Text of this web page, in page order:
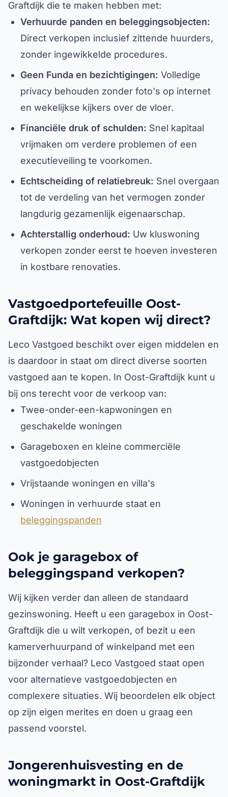
Graftdijk die te maken hebben met:
Verhuurde panden en beleggingsobjecten:
Direct verkopen inclusief zittende huurders,
zonder ingewikkelde procedures.
Geen Funda en bezichtigingen: Volledige
privacy behouden zonder foto's op internet
en wekelijkse kijkers over de vloer.
Financiële druk of schulden: Snel kapitaal
vrijmaken om verdere problemen of een
executieveiling te voorkomen.
Echtscheiding of relatiebreuk: Snel overgaan
tot de verdeling van het vermogen zonder
langdurig gezamenlijk eigenaarschap.
Achterstallig onderhoud: Uw kluswoning
verkopen zonder eerst te hoeven investeren
in kostbare renovaties.
Vastgoedportefeuille Oost-
Graftdijk: Wat kopen wij direct?
Leco Vastgoed beschikt over eigen middelen en
is daardoor in staat om direct diverse soorten
vastgoed aan te kopen. In Oost-Graftdijk kunt u
bij ons terecht voor de verkoop van:
Twee-onder-een-kapwoningen en
geschakelde woningen
Garageboxen en kleine commerciële
vastgoedobjecten
Vrijstaande woningen en villa's
Woningen in verhuurde staat en
beleggingspanden
Ook je garagebox of
beleggingspand verkopen?
Wij kijken verder dan alleen de standaard
gezinswoning. Heeft u een garagebox in Oost-
Graftdijk die u wilt verkopen, of bezit u een
kamerverhuurpand of winkelpand met een
bijzonder verhaal? Leco Vastgoed staat open
voor alternatieve vastgoedobjecten en
complexere situaties. Wij beoordelen elk object
op zijn eigen merites en doen u graag een
passend voorstel.
Jongerenhuisvesting en de
woningmarkt in Oost-Graftdijk